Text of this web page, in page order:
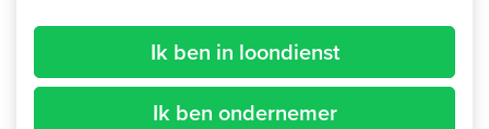
Ik ben in loondienst
Ik ben ondernemer